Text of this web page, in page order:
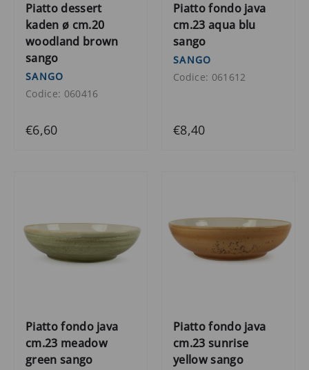
Piatto dessert
kaden ø cm.20
woodland brown
sango
SANGO
Codice: 060416
€6,60
Piatto fondo java
cm.23 aqua blu
sango
SANGO
Codice: 061612
€8,40
Piatto fondo java
cm.23 meadow
green sango
Piatto fondo java
cm.23 sunrise
yellow sango